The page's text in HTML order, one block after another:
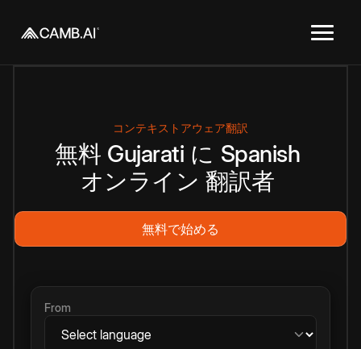
コンテキストアウェア翻訳
無料 Gujarati に Spanish
オンライン 翻訳者
無料で始める
From